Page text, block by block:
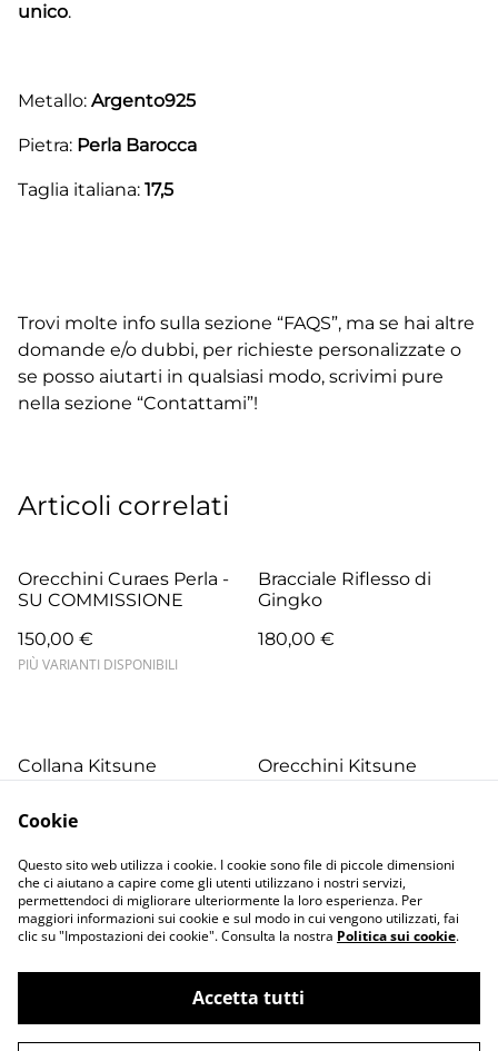
unico.
Metallo: Argento925
Pietra: Perla Barocca
Taglia italiana: 17,5
Trovi molte info sulla sezione “FAQS”, ma se hai altre
domande e/o dubbi, per richieste personalizzate o
se posso aiutarti in qualsiasi modo, scrivimi pure
nella sezione “Contattami”!
Articoli correlati
Orecchini Curaes Perla -
SU COMMISSIONE
150,00 €
PIÙ VARIANTI DISPONIBILI
Bracciale Riflesso di
Gingko
180,00 €
Collana Kitsune
PIÙ VARIANTI DISPONIBILI
Orecchini Kitsune
Cookie
Questo sito web utilizza i cookie. I cookie sono file di piccole dimensioni
che ci aiutano a capire come gli utenti utilizzano i nostri servizi,
permettendoci di migliorare ulteriormente la loro esperienza. Per
maggiori informazioni sui cookie e sul modo in cui vengono utilizzati, fai
clic su "Impostazioni dei cookie". Consulta la nostra Politica sui cookie.
Accetta tutti